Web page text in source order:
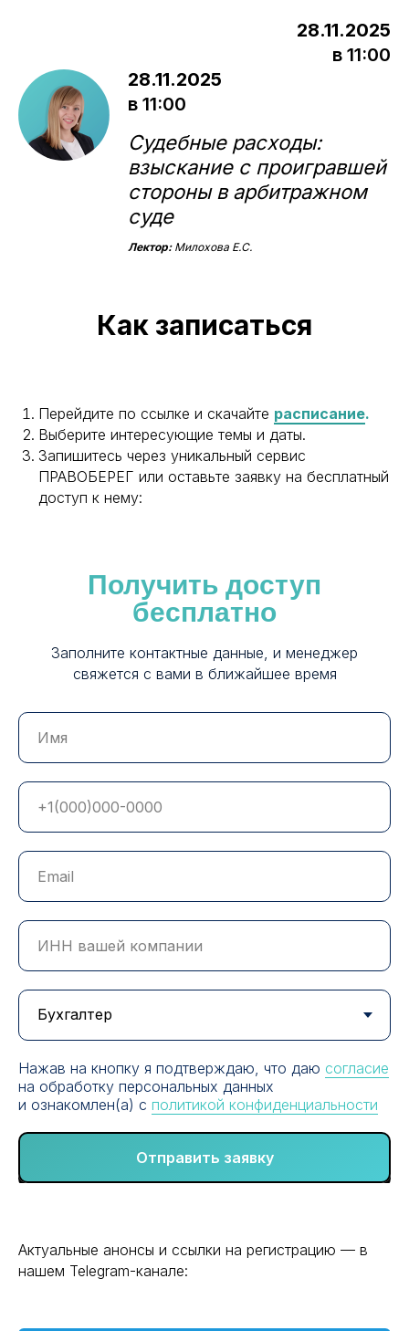
28.11.2025
в 11:00
28.11.2025
в 11:00
Судебные расходы:
взыскание с проигравшей
стороны в арбитражном
суде
Лектор:Милохова Е.С.
Как записаться
Перейдите по ссылке и скачайте расписание.
Выберите интересующие темы и даты.
Запишитесь через уникальный сервис
ПРАВОБЕРЕГ или оставьте заявку на бесплатный
доступ к нему:
Получить доступ
бесплатно
Заполните контактные данные, и менеджер
свяжется с вами в ближайшее время
Нажав на кнопку я подтверждаю, что даю согласие
на обработку персональных данных
и ознакомлен(а) с политикой конфиденциальности
Отправить заявку
Актуальные анонсы и ссылки на регистрацию — в
нашем Telegram-канале:
© «ВГ Сервис» 2026
Обществос ограниченной ответственностью
«ВГ сервис» (ООО «ВГ сервис»)
129 085, город Москва, пр-кт Мира, д. 101 стр. 1, эт 1 пом
Непубличная оферта (договор) о предоставлении доступа